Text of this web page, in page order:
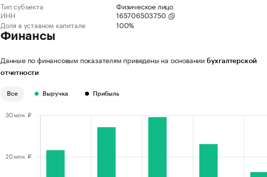
Тип субъекта
Физическое лицо
ИНН
165706503750
Доля в уставном капитале
100%
Финансы
Данные по финансовым показателям приведены на основании бухгалтерской
отчетности
Все Выручка Прибыль